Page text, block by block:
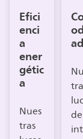
Efici
enci
a
ener
gétic
a
Nues
tras
ad
de